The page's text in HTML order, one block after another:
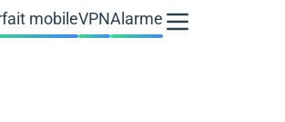
mobileVPNAlarme